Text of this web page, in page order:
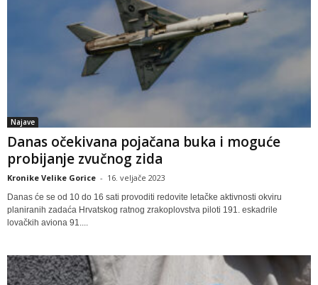
Najave
Danas očekivana pojačana buka i moguće
probijanje zvučnog zida
Kronike Velike Gorice - 16. veljače 2023
Danas će se od 10 do 16 sati provoditi redovite letačke aktivnosti okviru
planiranih zadaća Hrvatskog ratnog zrakoplovstva piloti 191. eskadrile
lovačkih aviona 91....